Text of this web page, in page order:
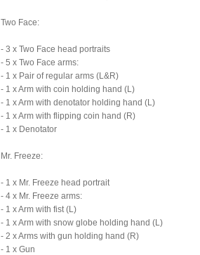
Two Face:
- 3 x Two Face head portraits
- 5 x Two Face arms:
- 1 x Pair of regular arms (L&R)
- 1 x Arm with coin holding hand (L)
- 1 x Arm with denotator holding hand (L)
- 1 x Arm with flipping coin hand (R)
- 1 x Denotator
Mr. Freeze:
- 1 x Mr. Freeze head portrait
- 4 x Mr. Freeze arms:
- 1 x Arm with fist (L)
- 1 x Arm with snow globe holding hand (L)
- 2 x Arms with gun holding hand (R)
- 1 x Gun